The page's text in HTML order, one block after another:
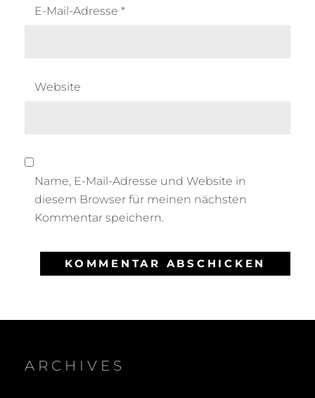
E-Mail-Adresse *
Website
Name, E-Mail-Adresse und Website in
diesem Browser für meinen nächsten
Kommentar speichern.
ARCHIVES